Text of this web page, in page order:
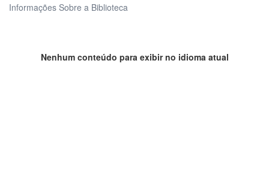
Informações Sobre a Biblioteca
Nenhum conteúdo para exibir no idioma atual